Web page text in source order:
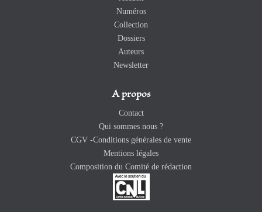
Numéros
Collection
Dossiers
Auteurs
Newsletter
A propos
Contact
Qui sommes nous ?
CGV -Conditions générales de vente
Mentions légales
Composition du Comité de rédaction